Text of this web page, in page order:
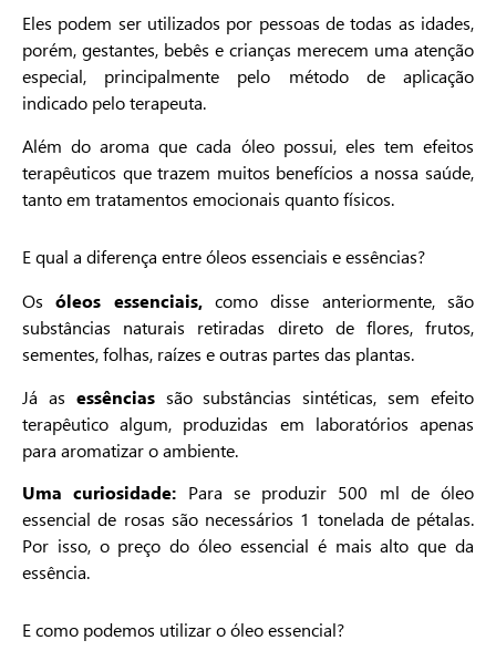
Eles podem ser utilizados por pessoas de todas as idades,
porém, gestantes, bebês e crianças merecem uma atenção
especial, principalmente pelo método de aplicação
indicado pelo terapeuta.
Além do aroma que cada óleo possui, eles tem efeitos
terapêuticos que trazem muitos benefícios a nossa saúde,
tanto em tratamentos emocionais quanto físicos.
E qual a diferença entre óleos essenciais e essências?
Osóleos essenciais,como disse anteriormente, são
substâncias naturais retiradas direto de flores, frutos,
sementes, folhas, raízes e outras partes das plantas.
Já as essênciassão substâncias sintéticas, sem efeito
terapêutico algum, produzidas em laboratórios apenas
para aromatizar o ambiente.
Uma curiosidade: Para se produzir 500 ml de óleo
essencial de rosas são necessários 1 tonelada de pétalas.
Por isso, o preço do óleo essencial é mais alto que da
essência.
E como podemos utilizar o óleo essencial?